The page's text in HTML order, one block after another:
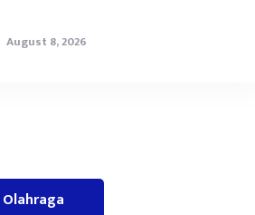
August 8, 2026
Olahraga